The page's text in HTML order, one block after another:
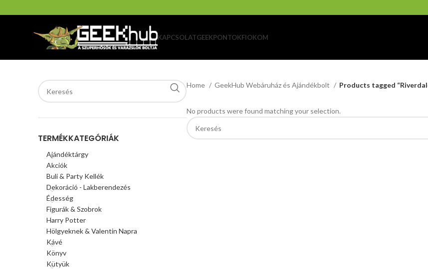
KAPCSOLATGEEKPONTOKFIOKOM
TERMÉKKATEGÓRIÁK
Ajándéktárgy
Akciók
Buli & Party Kellék
Dekoráció - Lakberendezés
Édesség
Figurák & Szobrok
Harry Potter
Hölgyeknek & Valentin Napra
Kávé
Könyv
Kütyük
Home GeekHub Webáruház és Ajándékbolt Products tagged
No products were found matching your selection.